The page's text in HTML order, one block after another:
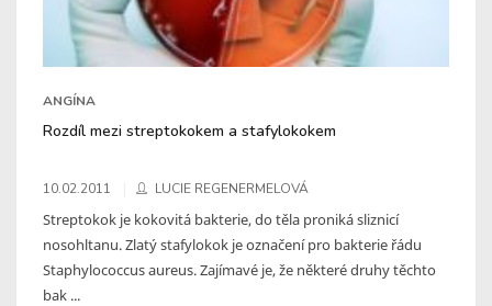
ANGÍNA
Rozdíl mezi streptokokem a stafylokokem
10.02.2011 LUCIE REGENERMELOVÁ
Streptokok je kokovitá bakterie, do těla proniká sliznicí
nosohltanu. Zlatý stafylokok je označení pro bakterie řádu
Staphylococcus aureus. Zajímavé je, že některé druhy těchto
bak ...